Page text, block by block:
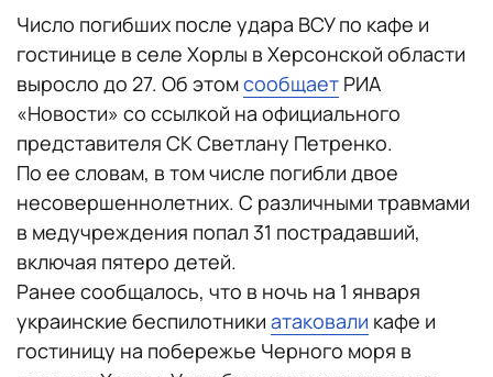
Число погибших после удара ВСУ по кафе и
гостинице в селе Хорлы в Херсонской области
выросло до 27. Об этомсообщает РИА
«Новости» со ссылкой на официального
представителя СК Светлану Петренко.
По ее словам, в том числе погибли двое
несовершеннолетних. С различными травмами
в медучреждения попал 31 пострадавший,
включая пятеро детей.
Ранее сообщалось, что в ночь на 1 января
украинские беспилотники атаковали кафе и
гостиницу на побережье Черного моря в